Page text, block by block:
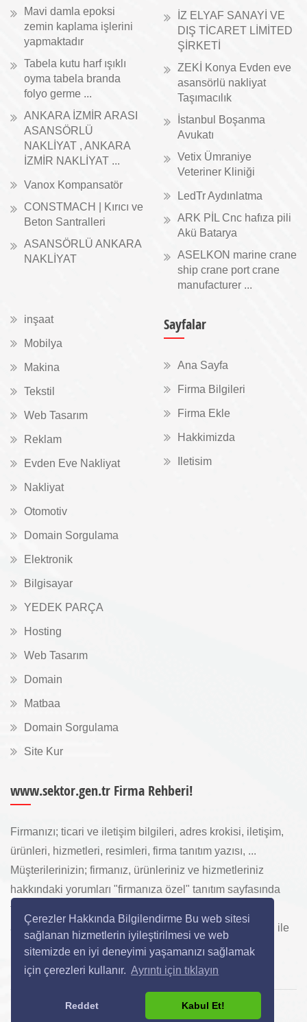
Çerezler Hakkında Bilgilendirme Bu web sitesi
sağlanan hizmetlerin iyileştirilmesi ve web
sitemizde en iyi deneyimi yaşamanızı sağlamak
için çerezleri kullanır. Ayrıntı için tıklayın
Reddet Kabul Et!
Mavi damla epoksi
zemin kaplama işlerini
yapmaktadır
Tabela kutu harf ışıklı
oyma tabela branda
folyo germe ...
ANKARA İZMİR ARASI
ASANSÖRLÜ
NAKLİYAT , ANKARA
İZMİR NAKLİYAT ...
Vanox Kompansatör
CONSTMACH | Kırıcı ve
Beton Santralleri
ASANSÖRLÜ ANKARA
NAKLİYAT
İZ ELYAF SANAYİ VE
DIŞ TİCARET LİMİTED
ŞİRKETİ
ZEKİ Konya Evden eve
asansörlü nakliyat
Taşımacılık
İstanbul Boşanma
Avukatı
Vetix Ümraniye
Veteriner Kliniği
LedTr Aydınlatma
ARK PİL Cnc hafıza pili
Akü Batarya
ASELKON marine crane
ship crane port crane
manufacturer ...
inşaat
Mobilya
Makina
Tekstil
Web Tasarım
Reklam
Evden Eve Nakliyat
Nakliyat
Otomotiv
Domain Sorgulama
Elektronik
Bilgisayar
YEDEK PARÇA
Hosting
Web Tasarım
Domain
Matbaa
Domain Sorgulama
Site Kur
Sayfalar
Ana Sayfa
Firma Bilgileri
Firma Ekle
Hakkimizda
Iletisim
www.sektor.gen.tr Firma Rehberi!
Firmanızı; ticari ve iletişim bilgileri, adres krokisi, iletişim,
ürünleri, hizmetleri, resimleri, firma tanıtım yazısı, ...
Müşterilerinizin; firmanız, ürünleriniz ve hizmetleriniz
hakkındaki yorumları "firmanıza özel" tanıtım sayfasında
toplanarak ürünlerinizi, hizmetlerinizi, internette "sizi
arayan" yeni müşterilerinize www.sektor.gen.tr aracılığı ile
ücretsiz gösterilir.
Copyright © 2024 All Rights Reserved.